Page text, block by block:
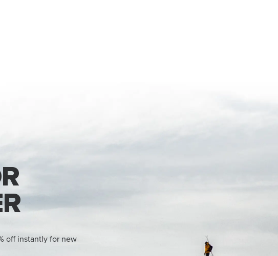
off instantly for new